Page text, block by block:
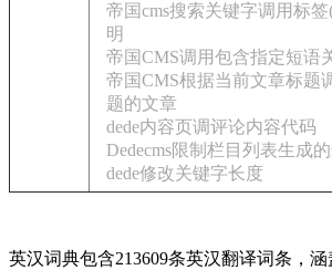
帝国cms搜索关键字调用标签
明
帝国CMS调用包含指定短语
帝国CMS根据当前文章标题
题的文章
dede内容页调评论内容代码
Dedecms限制栏目列表生成
dede修改关键字长度
英汉词典包含213609条英汉翻译词条，